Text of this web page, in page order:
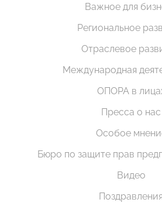
Важное для
Региональное
Отраслевое
Международная
ОПОРА в
Пресса о нас
Особое
Бюро по защите прав
Видео
Поздравления